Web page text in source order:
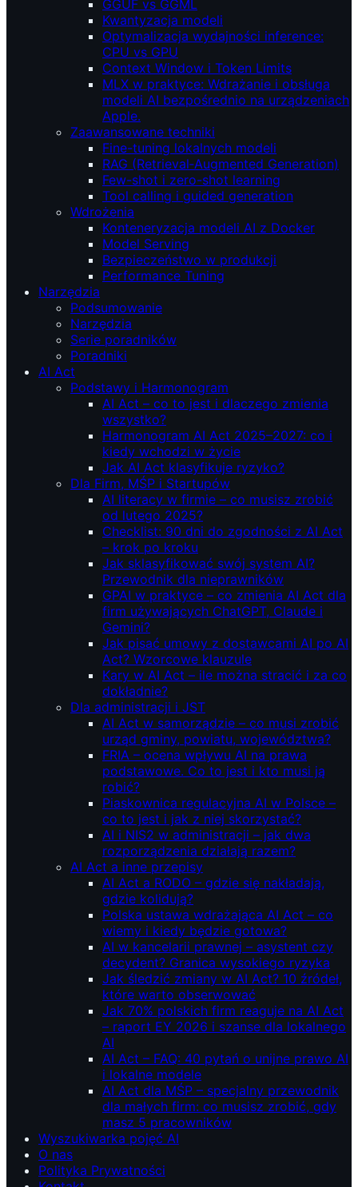
GGUF vs GGML
Kwantyzacja modeli
Optymalizacja wydajności inference:
CPU vs GPU
Context Window i Token Limits
MLX w praktyce: Wdrażanie i obsługa
modeli AI bezpośrednio na urządzeniach
Apple.
Zaawansowane techniki
Fine-tuning lokalnych modeli
RAG (Retrieval‑Augmented Generation)
Few-shot i zero-shot learning
Tool calling i guided generation
Wdrożenia
Konteneryzacja modeli AI z Docker
Model Serving
Bezpieczeństwo w produkcji
Performance Tuning
Narzędzia
Podsumowanie
Narzędzia
Serie poradników
Poradniki
AI Act
Podstawy i Harmonogram
AI Act – co to jest i dlaczego zmienia
wszystko?
Harmonogram AI Act 2025–2027: co i
kiedy wchodzi w życie
Jak AI Act klasyfikuje ryzyko?
Dla Firm, MŚP i Startupów
AI literacy w firmie – co musisz zrobić
od lutego 2025?
Checklist: 90 dni do zgodności z AI Act
– krok po kroku
Jak sklasyfikować swój system AI?
Przewodnik dla nieprawników
GPAI w praktyce – co zmienia AI Act dla
firm używających ChatGPT, Claude i
Gemini?
Jak pisać umowy z dostawcami AI po AI
Act? Wzorcowe klauzule
Kary w AI Act – ile można stracić i za co
dokładnie?
Dla administracji i JST
AI Act w samorządzie – co musi zrobić
urząd gminy, powiatu, województwa?
FRIA – ocena wpływu AI na prawa
podstawowe. Co to jest i kto musi ją
robić?
Piaskownica regulacyjna AI w Polsce –
co to jest i jak z niej skorzystać?
AI i NIS2 w administracji – jak dwa
rozporządzenia działają razem?
AI Act a inne przepisy
AI Act a RODO – gdzie się nakładają,
gdzie kolidują?
Polska ustawa wdrażająca AI Act – co
wiemy i kiedy będzie gotowa?
AI w kancelarii prawnej – asystent czy
decydent? Granica wysokiego ryzyka
Jak śledzić zmiany w AI Act? 10 źródeł,
które warto obserwować
Jak 70% polskich firm reaguje na AI Act
– raport EY 2026 i szanse dla lokalnego
AI
AI Act – FAQ: 40 pytań o unijne prawo AI
i lokalne modele
AI Act dla MŚP – specjalny przewodnik
dla małych firm: co musisz zrobić, gdy
masz 5 pracowników
Wyszukiwarka pojęć AI
O nas
Polityka Prywatności